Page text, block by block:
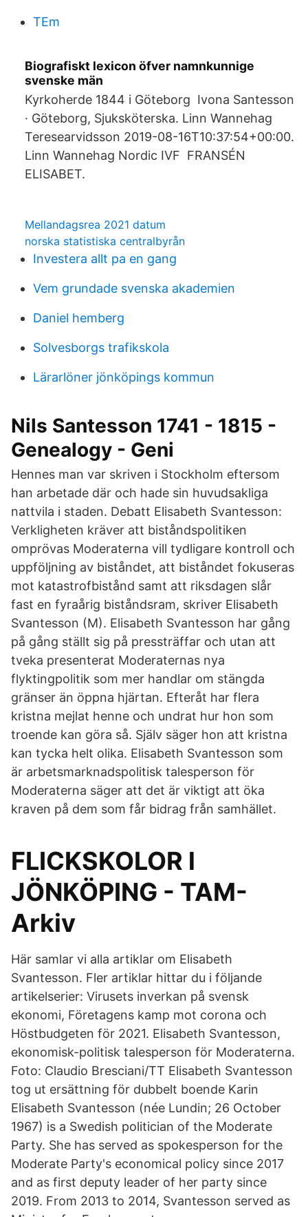
TEm
Biografiskt lexicon öfver namnkunnige
svenske män
Kyrkoherde 1844 i Göteborg Ivona Santesson
· Göteborg, Sjuksköterska. Linn Wannehag
Teresearvidsson 2019-08-16T10:37:54+00:00.
Linn Wannehag Nordic IVF FRANSÉN
ELISABET.
Mellandagsrea 2021 datum
norska statistiska centralbyrån
Investera allt pa en gang
Vem grundade svenska akademien
Daniel hemberg
Solvesborgs trafikskola
Lärarlöner jönköpings kommun
Nils Santesson 1741 - 1815 -
Genealogy - Geni
Hennes man var skriven i Stockholm eftersom
han arbetade där och hade sin huvudsakliga
nattvila i staden. Debatt Elisabeth Svantesson:
Verkligheten kräver att biståndspolitiken
omprövas Moderaterna vill tydligare kontroll och
uppföljning av biståndet, att biståndet fokuseras
mot katastrofbistånd samt att riksdagen slår
fast en fyraårig biståndsram, skriver Elisabeth
Svantesson (M). Elisabeth Svantesson har gång
på gång ställt sig på pressträffar och utan att
tveka presenterat Moderaternas nya
flyktingpolitik som mer handlar om stängda
gränser än öppna hjärtan. Efteråt har flera
kristna mejlat henne och undrat hur hon som
troende kan göra så. Själv säger hon att kristna
kan tycka helt olika. Elisabeth Svantesson som
är arbetsmarknadspolitisk talesperson för
Moderaterna säger att det är viktigt att öka
kraven på dem som får bidrag från samhället.
FLICKSKOLOR l
JÖNKÖPING - TAM-
Arkiv
Här samlar vi alla artiklar om Elisabeth
Svantesson. Fler artiklar hittar du i följande
artikelserier: Virusets inverkan på svensk
ekonomi, Företagens kamp mot corona och
Höstbudgeten för 2021. Elisabeth Svantesson,
ekonomisk-politisk talesperson för Moderaterna.
Foto: Claudio Bresciani/TT Elisabeth Svantesson
tog ut ersättning för dubbelt boende Karin
Elisabeth Svantesson (née Lundin; 26 October
1967) is a Swedish politician of the Moderate
Party. She has served as spokesperson for the
Moderate Party's economical policy since 2017
and as first deputy leader of her party since
2019. From 2013 to 2014, Svantesson served as